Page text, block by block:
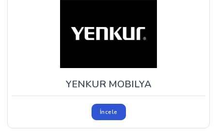
YENKUR MOBILYA
İncele